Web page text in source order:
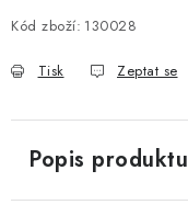
ZÁSADY ZPRACOVÁNÍ
Kód zboží: 130028
Tisk Zeptat se
Popis produktu